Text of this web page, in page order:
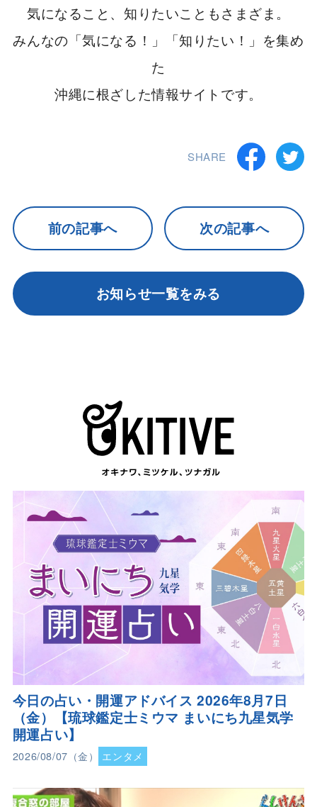
気になること、知りたいこともさまざま。
みんなの「気になる！」「知りたい！」を集め
た
沖縄に根ざした情報サイトです。
SHARE
前の記事へ 次の記事へ
お知らせ一覧をみる
今日の占い・開運アドバイス 2026年8月7日
（金）【琉球鑑定士ミウマ まいにち九星気学
開運占い】
2026/08/07（金） エンタメ